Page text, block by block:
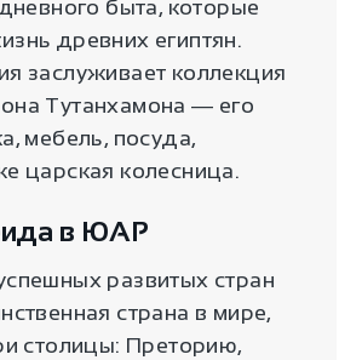
быта, которые
древних египтян.
заслуживает коллекция
Тутанхамона ― его
мебель, посуда,
царская колесница.
в ЮАР
развитых стран
страна в мире,
столицы: Преторию,